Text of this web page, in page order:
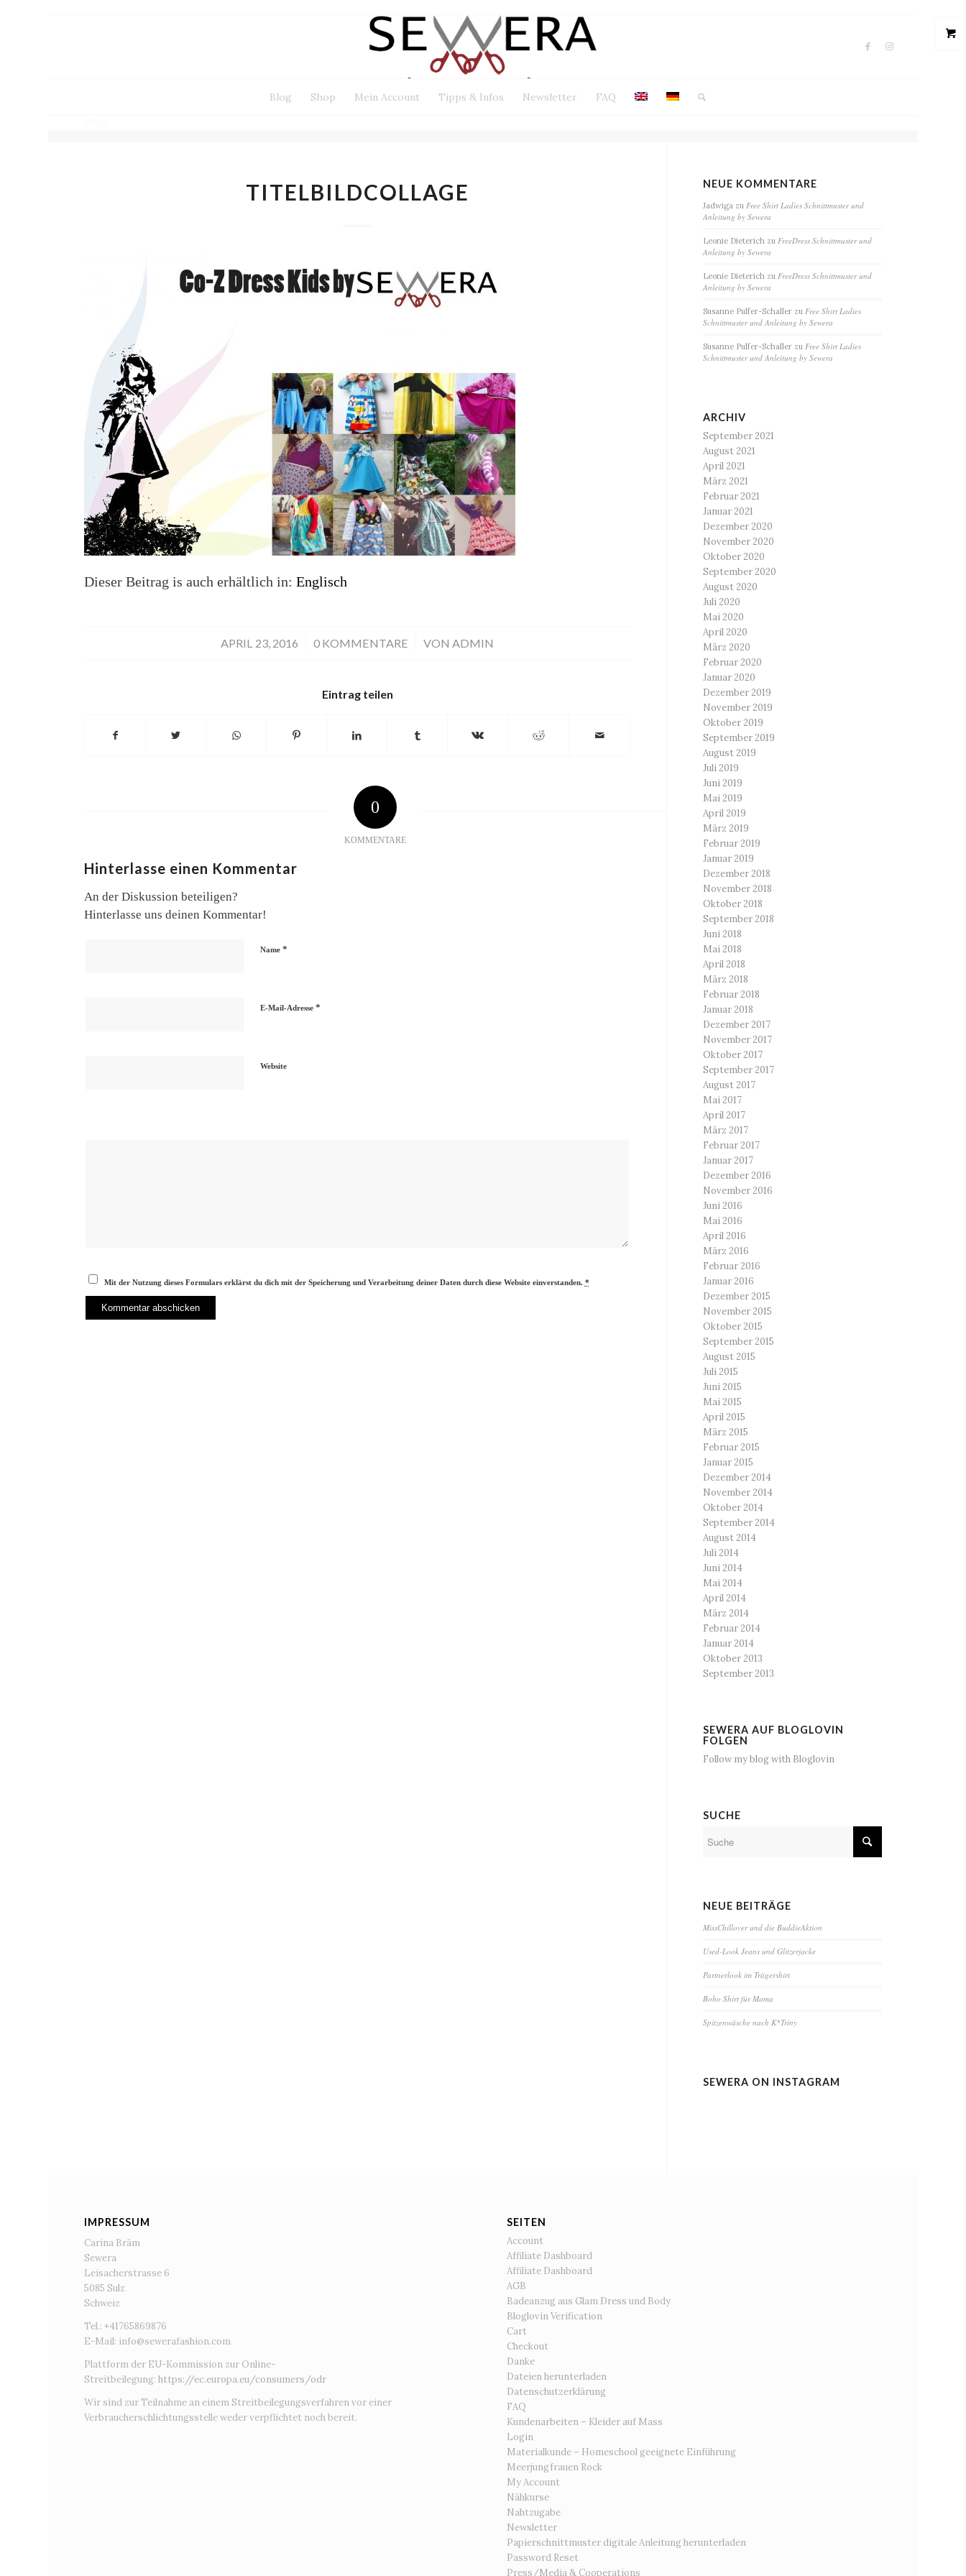
Blog Shop Mein Account Tipps & Infos Newsletter FAQ
TITELBILDCOLLAGE
Dieser Beitrag is auch erhältlich in:Englisch
APRIL 23, 2016
/ 0 KOMMENTARE
/ VONADMIN
Eintrag teilen
0
KOMMENTARE
Hinterlasse einen Kommentar
An der Diskussion beteiligen?
Hinterlasse uns deinen Kommentar!
Name*
E-Mail-Adresse*
Website
Mit der Nutzung dieses Formulars erklärst du dich mit der Speicherung und Verarbeitung deiner Daten durch diese Website einverstanden. *
NEUE KOMMENTARE
Jadwiga zuFree Shirt Ladies Schnittmuster und
Anleitung by Sewera
Leonie Dieterich zuFreeDress Schnittmuster und
Anleitung by Sewera
Leonie Dieterich zuFreeDress Schnittmuster und
Anleitung by Sewera
Susanne Pulfer-Schaller zuFree Shirt Ladies
Schnittmuster und Anleitung by Sewera
Susanne Pulfer-Schaller zuFree Shirt Ladies
Schnittmuster und Anleitung by Sewera
ARCHIV
September 2021
August 2021
April 2021
März 2021
Februar 2021
Januar 2021
Dezember 2020
November 2020
Oktober 2020
September 2020
August 2020
Juli 2020
Mai 2020
April 2020
März 2020
Februar 2020
Januar 2020
Dezember 2019
November 2019
Oktober 2019
September 2019
August 2019
Juli 2019
Juni 2019
Mai 2019
April 2019
März 2019
Februar 2019
Januar 2019
Dezember 2018
November 2018
Oktober 2018
September 2018
Juni 2018
Mai 2018
April 2018
März 2018
Februar 2018
Januar 2018
Dezember 2017
November 2017
Oktober 2017
September 2017
August 2017
Mai 2017
April 2017
März 2017
Februar 2017
Januar 2017
Dezember 2016
November 2016
Juni 2016
Mai 2016
April 2016
März 2016
Februar 2016
Januar 2016
Dezember 2015
November 2015
Oktober 2015
September 2015
August 2015
Juli 2015
Juni 2015
Mai 2015
April 2015
März 2015
Februar 2015
Januar 2015
Dezember 2014
November 2014
Oktober 2014
September 2014
August 2014
Juli 2014
Juni 2014
Mai 2014
April 2014
März 2014
Februar 2014
Januar 2014
Oktober 2013
September 2013
SEWERA AUF BLOGLOVIN
FOLGEN
Follow my blog with Bloglovin
SUCHE
NEUE BEITRÄGE
MissChillover und die BuddieAktion
Used-Look Jeans und Glitzerjacke
Partnerlook im Trägershirt
Boho Shirt für Mama
Spitzenwäsche nach K*Triny
SEWERA ON INSTAGRAM
IMPRESSUM
Carina Bräm
Sewera
Leisacherstrasse 6
5085 Sulz
Schweiz
Tel.: +41765869876
E-Mail: info@sewerafashion.com
Plattform der EU-Kommission zur Online-
Streitbeilegung:https://ec.europa.eu/consumers/odr
Wir sind zur Teilnahme an einem Streitbeilegungsverfahren vor einer
Verbraucherschlichtungsstelle weder verpflichtet noch bereit.
SEITEN
Account
Affiliate Dashboard
Affiliate Dashboard
AGB
Badeanzug aus Glam Dress und Body
Bloglovin Verification
Cart
Checkout
Danke
Dateien herunterladen
Datenschutzerklärung
FAQ
Kundenarbeiten – Kleider auf Mass
Login
Materialkunde – Homeschool geeignete Einführung
Meerjungfrauen Rock
My Account
Nähkurse
Nahtzugabe
Newsletter
Papierschnittmuster digitale Anleitung herunterladen
Password Reset
Press/Media & Cooperations